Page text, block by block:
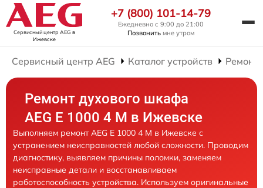
Сервисный центр AEG в
Ижевске
+7 (800) 101-14-79
Ежедневно с 9:00 до 21:00
Позвонить мне утром
Сервисный центр AEG Каталог устройств
Ремонт духового шкафа
AEG E 1000 4 M в Ижевске
Выполняем ремонт AEG E 1000 4 M в Ижевске с
устранением неисправностей любой сложности. Проводим
диагностику, выявляем причины поломки, заменяем
неисправные детали и восстанавливаем
работоспособность устройства. Используем оригинальные